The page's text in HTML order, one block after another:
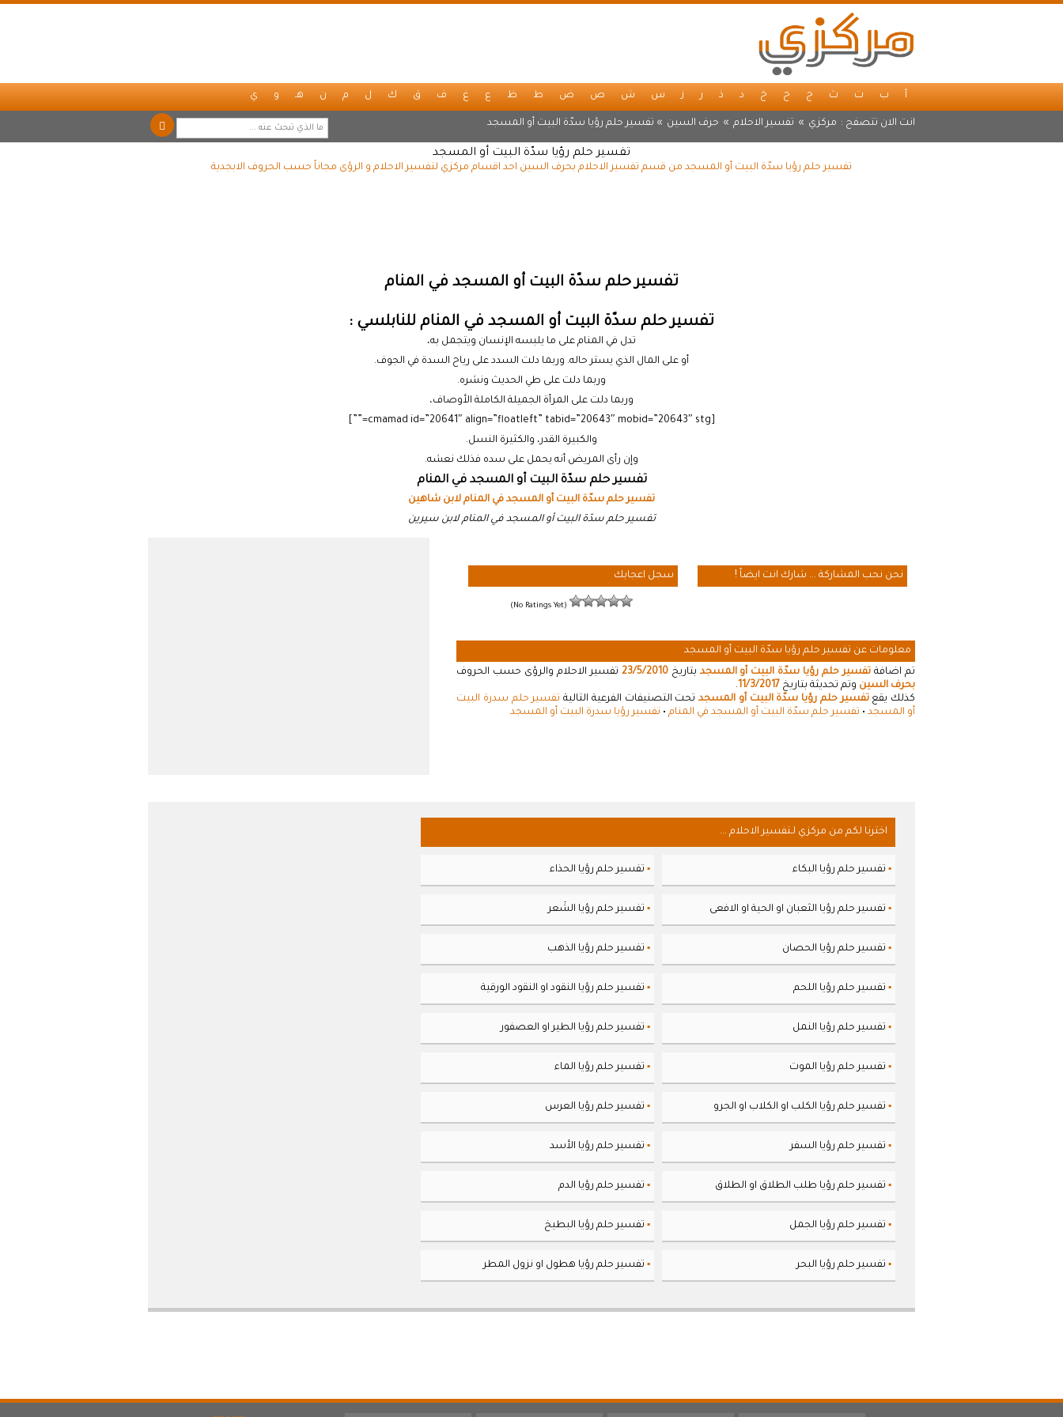
أ ب ت ث ج ح خ د ذ ر ز س ش ص ض ط ظ ع غ ف ق ك ل م ن هـ و ي
انت الان تتصفح : مركزي » تفسير الاحلام » حرف السين » تفسير حلم رؤيا سدّة البيت أو المسجد
تفسير حلم رؤيا سدّة البيت أو المسجد
تفسير حلم رؤيا سدّة البيت أو المسجد من قسم تفسير الاحلام بحرف السين احد اقسام مركزي لتفسير الاحلام و الرؤى مجاناً حسب الحروف الابجدية
تفسير حلم سدّة البيت أو المسجد في المنام
تفسير حلم سدّة البيت أو المسجد في المنام للنابلسي :
تدل في المنام على ما يلبسه الإنسان ويتجمل به،
أو على المال الذي يستر حاله. وربما دلت السدد على رياح السدة في الجوف.
وربما دلت على طي الحديث ونشره.
وربما دلت على المرأة الجميلة الكاملة الأوصاف،
[cmamad id=”20641″ align=”floatleft” tabid=”20643″ mobid=”20643″ stg=””]
والكبيرة القدر، والكثيرة النسل.
وإن رأى المريض أنه يحمل على سده فذلك نعشه.
تفسير حلم سدّة البيت أو المسجد في المنام
تفسير حلم سدّة البيت أو المسجد في المنام لابن شاهين
تفسير حلم سدّة البيت أو المسجد في المنام لابن سيرين
نحن نحب المشاركة ... شارك انت ايضاً ! سجل اعجابك
(No Ratings Yet)
معلومات عن تفسير حلم رؤيا سدّة البيت أو المسجد
تم اضافة تفسير حلم رؤيا سدّة البيت أو المسجدبتاريخ23/5/2010 تفسير الاحلام والرؤى حسب الحروف
بحرف السين وتم تحديثة بتاريخ 11/3/2017
.
كذلك يقعتفسير حلم رؤيا سدّة البيت أو المسجدتحت التصنيفات الفرعية التالية تفسير حلم سدرة البيت
أو المسجد • تفسير حلم سدّة البيت أو المسجد في المنام • تفسير رؤيا سدرة البيت أو المسجد
اخترنا لكم من مركزي لـتفسير الاحلام ...
▪ تفسير حلم رؤيا البكاء ▪ تفسير حلم رؤيا الحذاء
▪ تفسير حلم رؤيا الثعبان او الحية او الافعى ▪ تفسير حلم رؤيا الشَعر
▪ تفسير حلم رؤيا الحصان ▪ تفسير حلم رؤيا الذهب
▪ تفسير حلم رؤيا اللحم ▪ تفسير حلم رؤيا النقود او النقود الورقية
▪ تفسير حلم رؤيا النمل ▪ تفسير حلم رؤيا الطير او العصفور
▪ تفسير حلم رؤيا الموت ▪ تفسير حلم رؤيا الماء
▪ تفسير حلم رؤيا الكلب او الكلاب او الجرو ▪ تفسير حلم رؤيا العرس
▪ تفسير حلم رؤيا السفر ▪ تفسير حلم رؤيا الأسد
▪ تفسير حلم رؤيا طلب الطلاق او الطلاق ▪ تفسير حلم رؤيا الدم
▪ تفسير حلم رؤيا الجمل ▪ تفسير حلم رؤيا البطيخ
▪ تفسير حلم رؤيا البحر ▪ تفسير حلم رؤيا هطول او نزول المطر